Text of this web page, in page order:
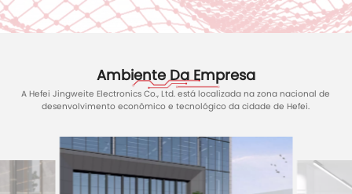
Ambiente Da Empresa
A Hefei Jingweite Electronics Co., Ltd. está localizada na zona nacional de
desenvolvimento econômico e tecnológico da cidade de Hefei.